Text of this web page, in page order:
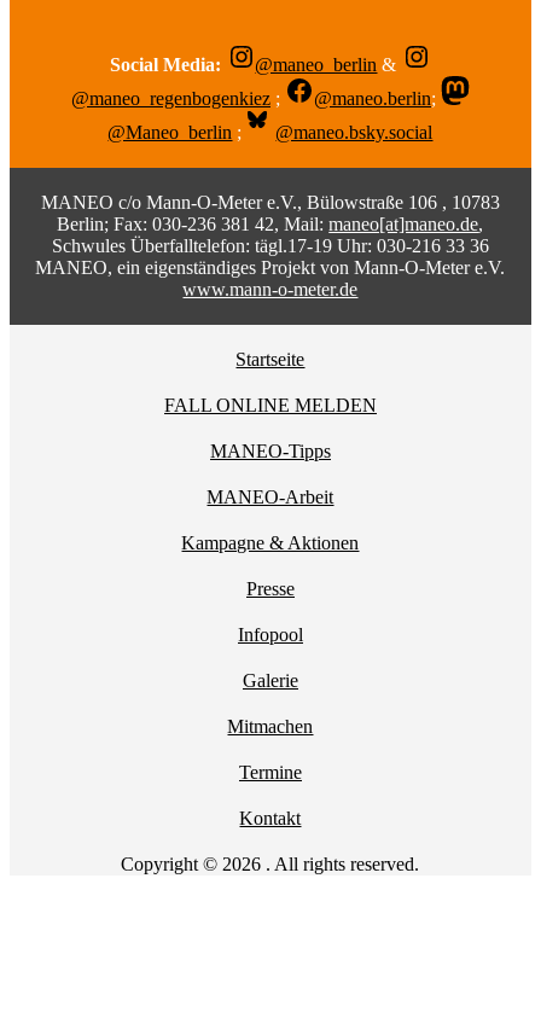
Social Media: @maneo_berlin &
@maneo_regenbogenkiez ; @maneo.berlin;
@Maneo_berlin ; @maneo.bsky.social
MANEO c/o Mann-O-Meter e.V., Bülowstraße 106 , 10783
Berlin; Fax: 030-236 381 42, Mail:maneo[at]maneo.de,
Schwules Überfalltelefon: tägl.17-19 Uhr: 030-216 33 36
MANEO, ein eigenständiges Projekt von Mann-O-Meter e.V.
www.mann-o-meter.de
Startseite
FALL ONLINE MELDEN
MANEO-Tipps
MANEO-Arbeit
Kampagne & Aktionen
Presse
Infopool
Galerie
Mitmachen
Termine
Kontakt
Copyright © 2026 . All rights reserved.